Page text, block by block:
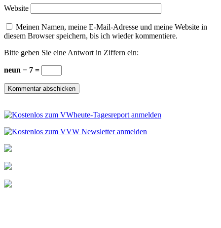
Website
Meinen Namen, meine E-Mail-Adresse und meine Website in
diesem Browser speichern, bis ich wieder kommentiere.
Bitte geben Sie eine Antwort in Ziffern ein:
neun − 7 =